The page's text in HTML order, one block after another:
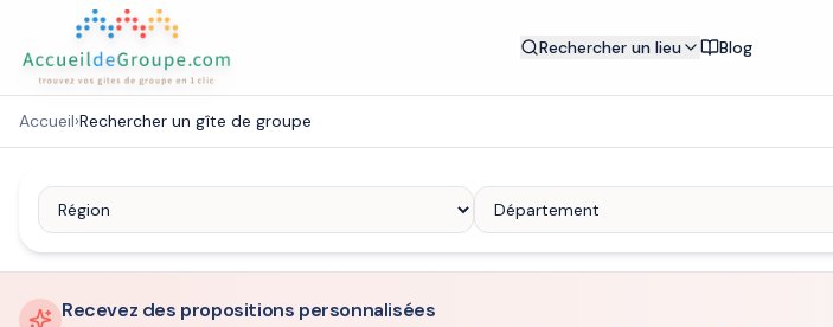
Rechercher un lieu Blog
Accueil›Rechercher un gîte de groupe
Recevez des propositions personnalisées